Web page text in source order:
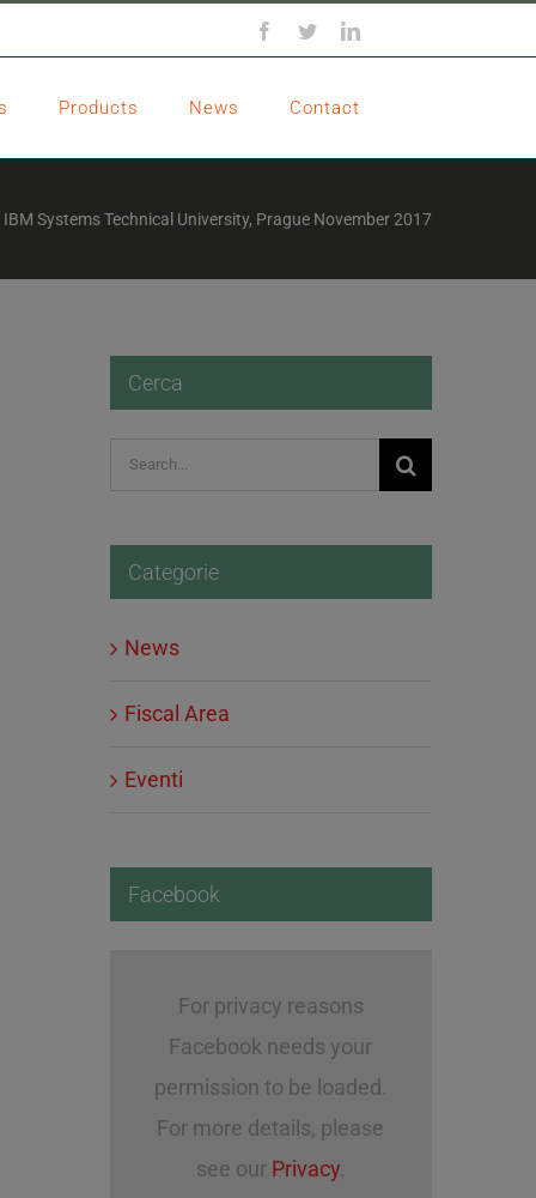
Facebook
TwitterLinkedIn
Products News Contact
IBM Systems Technical University, Prague November 2017
Cerca
Search
Categorie
News
Fiscal Area
Eventi
Facebook
For privacy reasons
Facebook needs your
permission to be loaded.
For more details, please
see our Privacy.